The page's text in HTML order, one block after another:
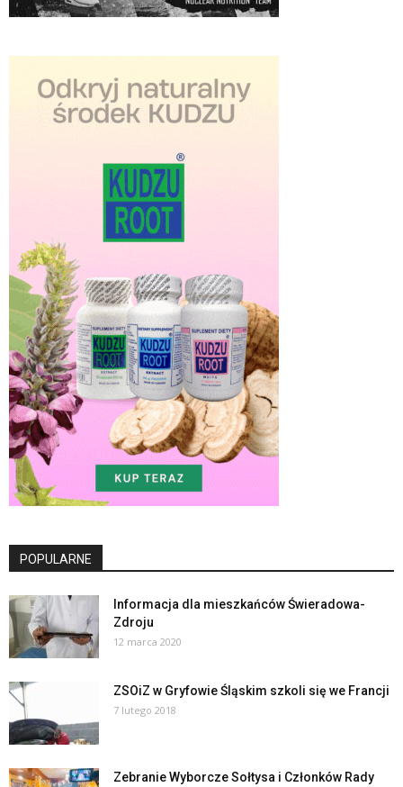
POPULARNE
Informacja dla mieszkańców Świeradowa-
Zdroju
12 marca 2020
ZSOiZ w Gryfowie Śląskim szkoli się we Francji
7 lutego 2018
Zebranie Wyborcze Sołtysa i Członków Rady